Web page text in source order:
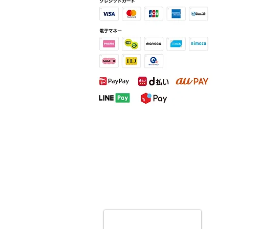
【技術料金２０％オフ】 とさせ
て頂きます。 また、子供の体調
不良などにより、やむを得ずご予
約の変更をお願いする場合がござ
います。 ご迷惑をおかけしてし
まうこ